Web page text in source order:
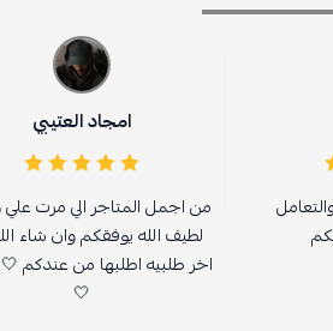
امجاد العتيبي
من اجمل المتاجر الي مرت
لطيف الله يوفقكم وان شاء
اخر طلبيه اطلبها من عندكم
🤍